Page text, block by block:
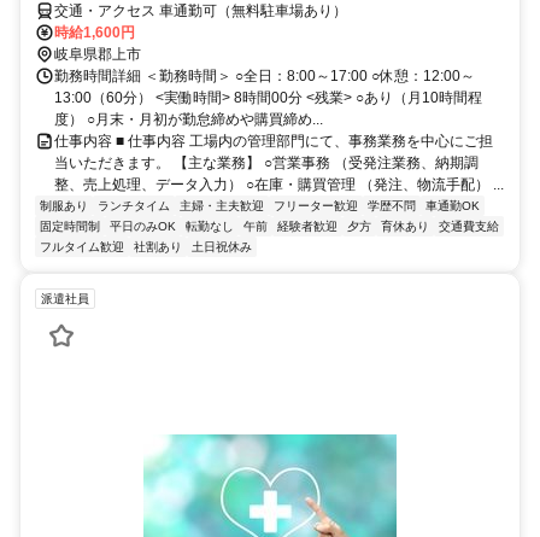
交通・アクセス 車通勤可（無料駐車場あり）
時給1,600円
岐阜県郡上市
勤務時間詳細 ＜勤務時間＞ ○全日：8:00～17:00 ○休憩：12:00～
13:00（60分） <実働時間> 8時間00分 <残業> ○あり（月10時間程
度） ○月末・月初が勤怠締めや購買締め...
仕事内容 ■ 仕事内容 工場内の管理部門にて、事務業務を中心にご担
当いただきます。 【主な業務】 ○営業事務 （受発注業務、納期調
整、売上処理、データ入力） ○在庫・購買管理 （発注、物流手配） ...
制服あり ランチタイム 主婦・主夫歓迎 フリーター歓迎 学歴不問
車通勤OK
固定時間制
平日のみOK 転勤なし 午前 経験者歓迎 夕方 育休あり
交通費支給
フルタイム歓迎
社割あり 土日祝休み
派遣社員